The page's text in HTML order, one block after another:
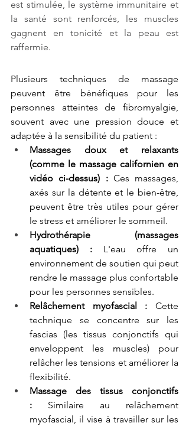
est stimulée, le système immunitaire et
la santé sont renforcés, les muscles
gagnent en tonicité et la peau est
raffermie.
Plusieurs techniques de massage
peuvent être bénéfiques pour les
personnes atteintes de fibromyalgie,
souvent avec une pression douce et
adaptée à la sensibilité du patient :
Massages doux et relaxants
(comme le massage californien en
vidéo ci-dessus) : Ces massages,
axés sur la détente et le bien-être,
peuvent être très utiles pour gérer
le stress et améliorer le sommeil.
Hydrothérapie (massages
aquatiques) : L'eau offre un
environnement de soutien qui peut
rendre le massage plus confortable
pour les personnes sensibles.
Relâchement myofascial : Cette
technique se concentre sur les
fascias (les tissus conjonctifs qui
enveloppent les muscles) pour
relâcher les tensions et améliorer la
flexibilité.
Massage des tissus conjonctifs
: Similaire au relâchement
myofascial, il vise à travailler sur les